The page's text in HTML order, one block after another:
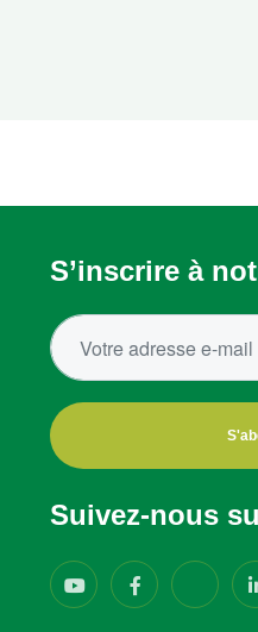
S’inscrire à
Suivez-nous